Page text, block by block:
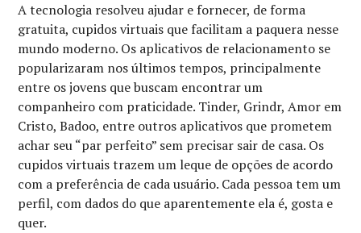
A tecnologia resolveu ajudar e fornecer, de forma
gratuita, cupidos virtuais que facilitam a paquera nesse
mundo moderno. Os aplicativos de relacionamento se
popularizaram nos últimos tempos, principalmente
entre os jovens que buscam encontrar um
companheiro com praticidade. Tinder, Grindr, Amor em
Cristo, Badoo, entre outros aplicativos que prometem
achar seu “par perfeito” sem precisar sair de casa. Os
cupidos virtuais trazem um leque de opções de acordo
com a preferência de cada usuário. Cada pessoa tem um
perfil, com dados do que aparentemente ela é, gosta e
quer.